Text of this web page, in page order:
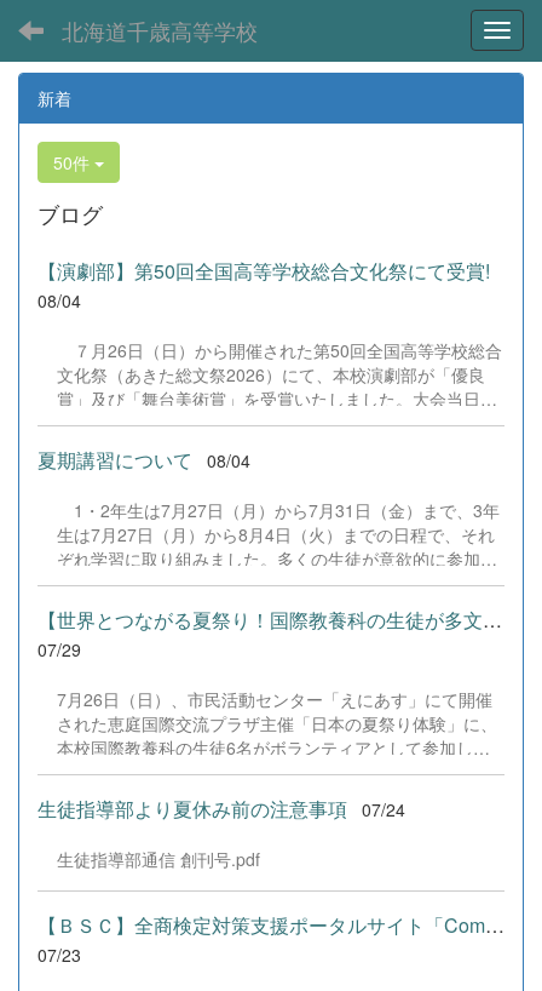
北海道千歳高等学校
新着
50件
ブログ
【演劇部】第50回全国高等学校総合文化祭にて受賞!
08/04
７月26日（日）から開催された第50回全国高等学校総合
文化祭（あきた総文祭2026）にて、本校演劇部が「優良
賞」及び「舞台美術賞」を受賞いたしました。大会当日
は、本校の部員たちもこれまで積み重ねてきた練習の成果
を存分に発揮し、堂々と舞台に立ちました。緊張感のある
全国の舞台において、一人一人が役割を果たし、心を込め
の全国大会出場にあたり、多大なるご支援・ご協力をいた
だきました企業の皆様、ならびに心温まるご寄付や温かい
ご声援を寄せてくださった地域の皆様方に、心より感謝申
し上げます。皆様からの温かいご支援が部員たちの大きな
励みとなり、全国の舞台で最高のパフォーマンスと演技を
届けることができました。今回の経験を糧に、さらに表現
本校演劇部への変わらぬご声援をよろしくお願いいたしま
す。 &nbsp;
夏期講習について 08/04
1・2年生は7月27日（月）から7月31日（金）まで、3年
生は7月27日（月）から8月4日（火）までの日程で、それ
ぞれ学習に取り組みました。多くの生徒が意欲的に参加
し、これまでの学習内容の復習や発展的な内容、受験に向
けた学習などに真剣に取り組む姿が見られました。夏期講
習で身に付けた学習習慣や知識を、今後の学校生活や学習
に生かし、一人一人がさらなる成長につなげてくれること
【世界とつながる夏祭り！国際教養科の生徒が多文化共生ボランテ...
07/29
7月26日（日）、市民活動センター「えにあす」にて開催
された恵庭国際交流プラザ主催「日本の夏祭り体験」に、
本校国際教養科の生徒6名がボランティアとして参加しま
した！ 会場にはウクライナ、ネパール、アフガニスタンな
ど多国籍な参加者が集まり、ヨーヨー釣りや綿あめ、盆踊
りなどを満喫。浴衣姿でイベントを彩った1年生や、経験
葉や国境を超えて笑顔で交流を深めました。 主催者の方か
らは、「国籍や年齢を問わず笑顔で寄り添い、自分で考え
て動く姿が素晴らしい。異文化理解のマインドが自然と身
についている」と、賞賛の声をいただきました！ 教室の中
だけでなく、地域や世界という広いフィールドで本領を発
生徒指導部より夏休み前の注意事項 07/24
生徒指導部通信 創刊号.pdf
【ＢＳＣ】全商検定対策支援ポータルサイト「Compath（コンパス）...
07/23